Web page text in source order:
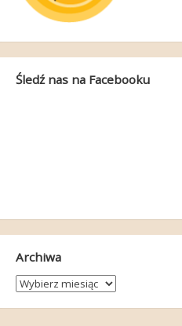
Śledź nas na Facebooku
Archiwa
Archiwa